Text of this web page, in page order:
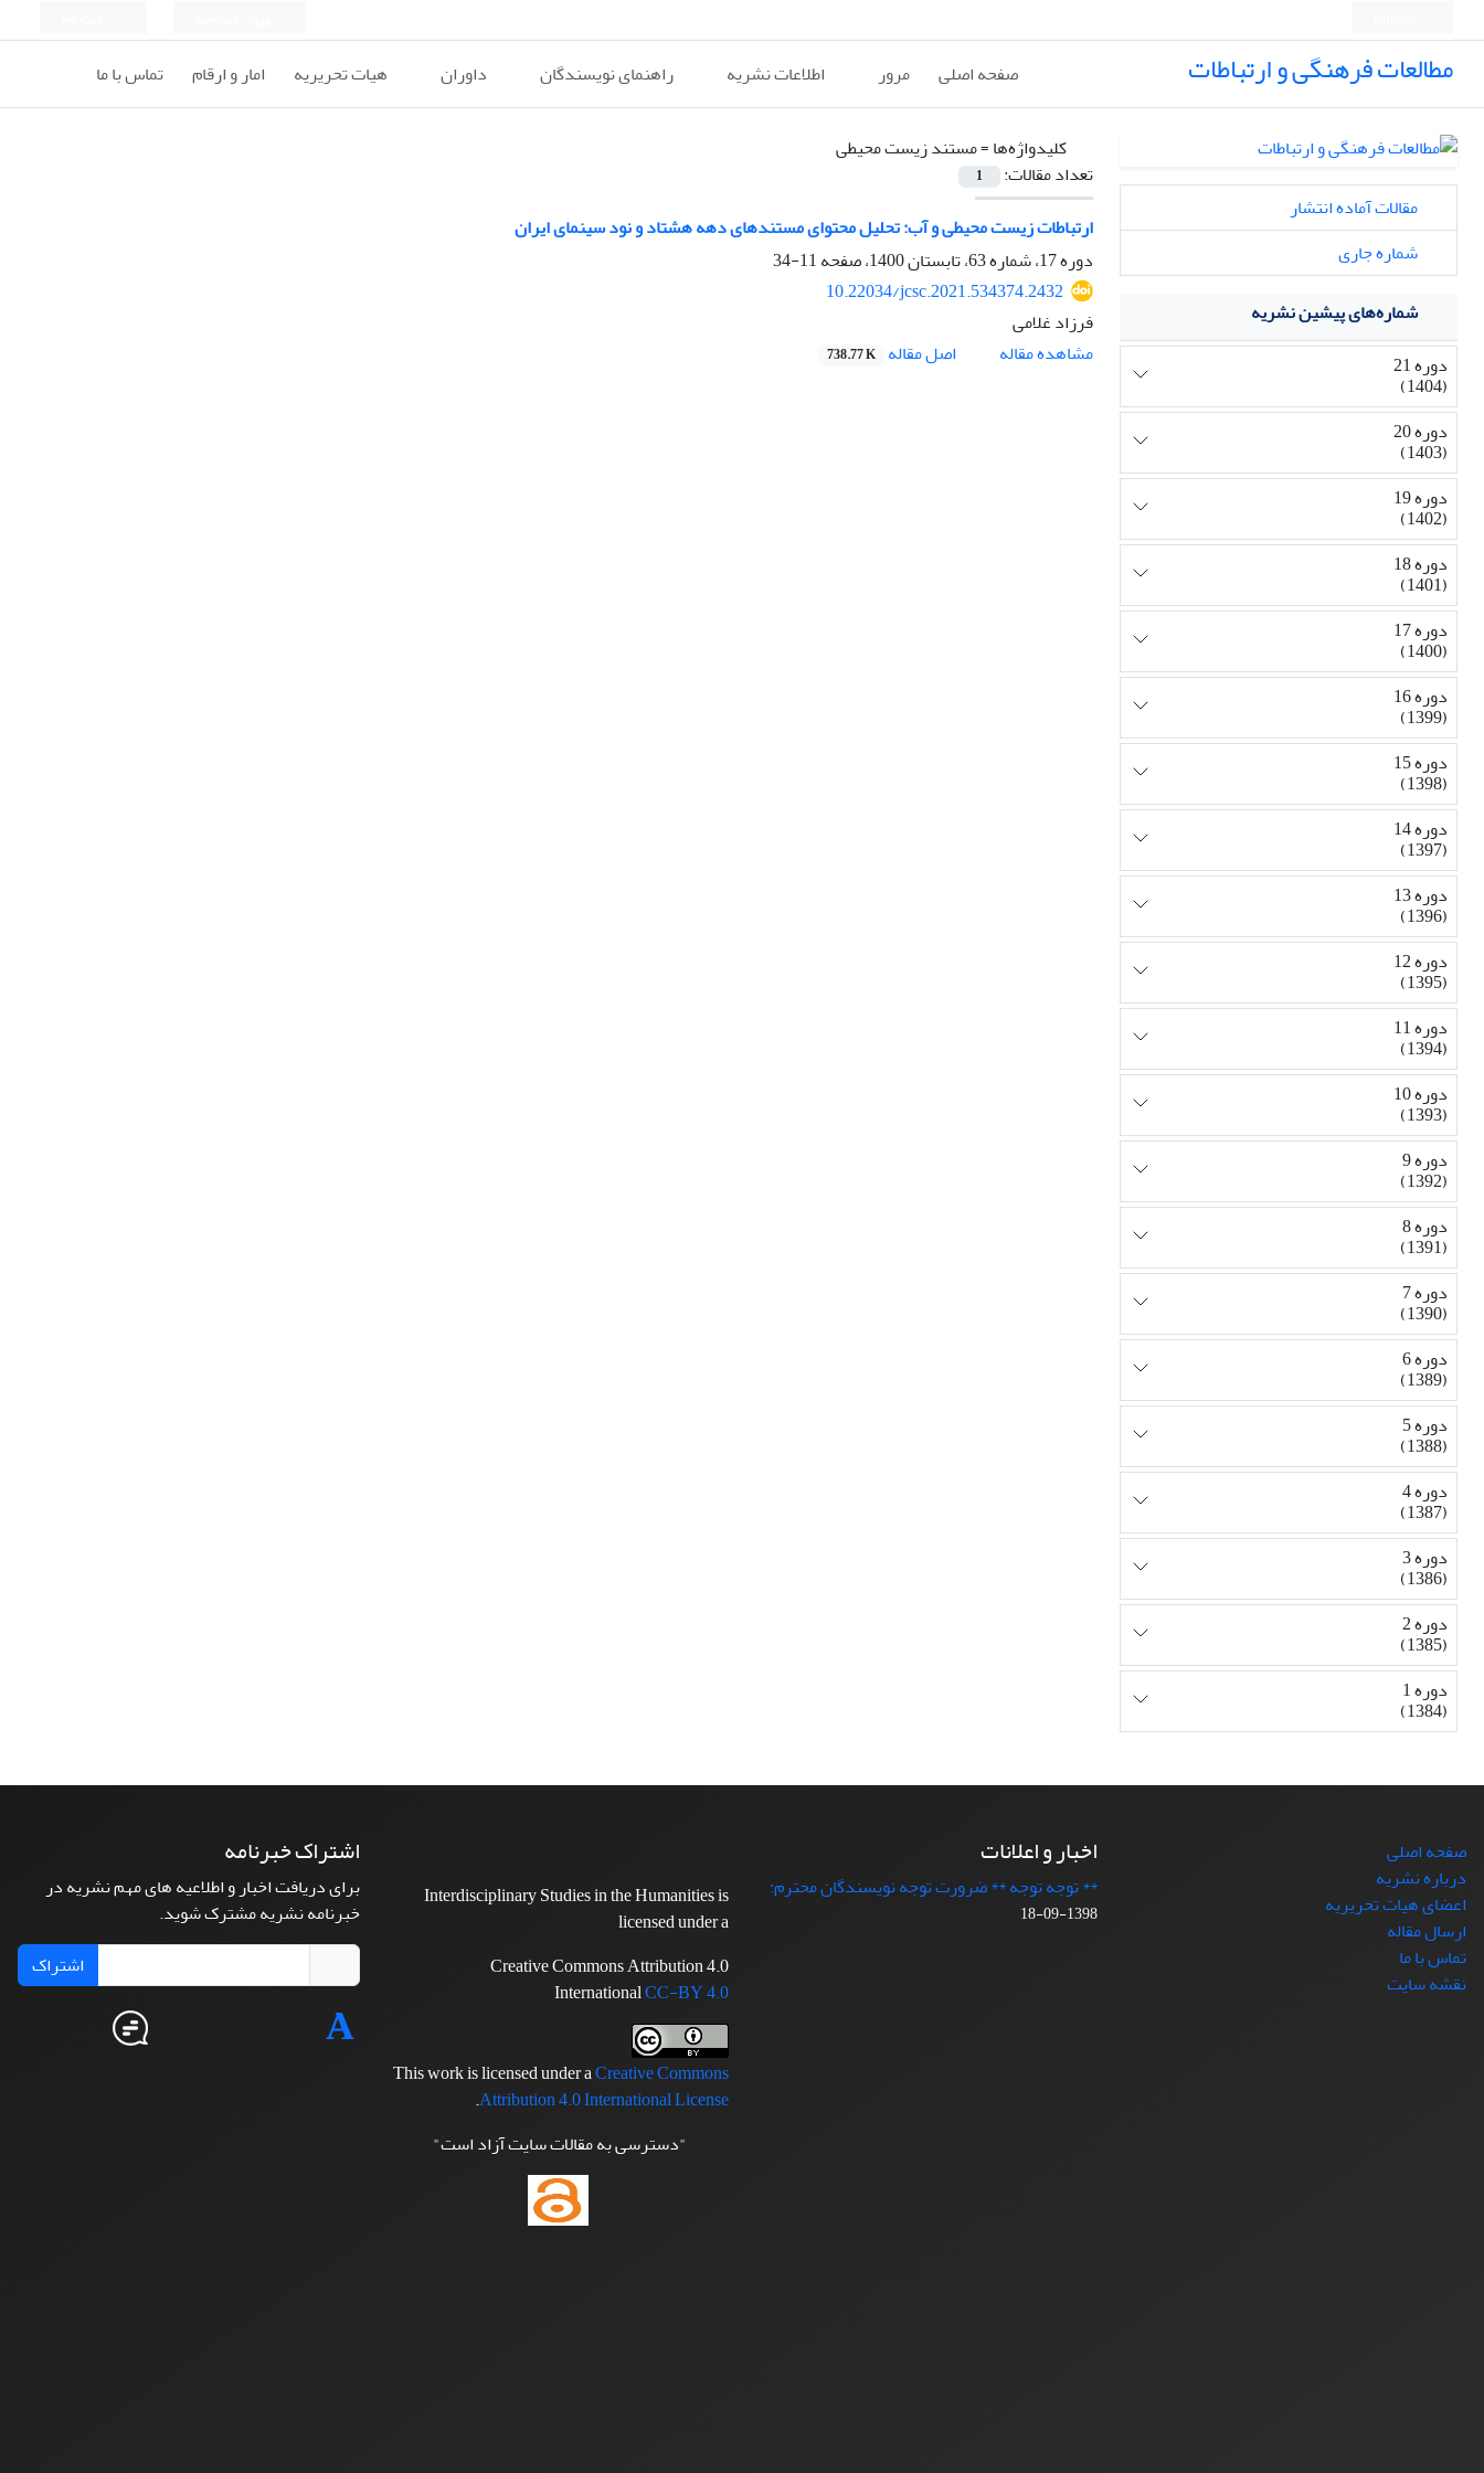
مطالعات فرهنگی و ارتباطات صفحه اصلی مرور اطلاعات نشریه راهنمای نویسندگان داوران هیات تحریریه امار و ارقام تماس با ما
کلیدواژه‌ها =مستند زیست محیطی
تعداد مقالات:
1
ارتباطات زیست محیطی و آب: تحلیل محتوای مستندهای دهه هشتاد و نود سینمای ایران
دوره 17، شماره 63، تابستان 1400، صفحه
11-34
10.22034/jcsc.2021.534374.2432
فرزاد غلامی
مشاهده مقاله
اصل مقاله 738.77 K
مقالات آماده انتشار
شماره جاری
شماره‌های پیشین نشریه
دوره 21
(1404)
دوره 20
(1403)
دوره 19
(1402)
دوره 18
(1401)
دوره 17
(1400)
دوره 16
(1399)
دوره 15
(1398)
دوره 14
(1397)
دوره 13
(1396)
دوره 12
(1395)
دوره 11
(1394)
دوره 10
(1393)
دوره 9
(1392)
دوره 8
(1391)
دوره 7
(1390)
دوره 6
(1389)
دوره 5
(1388)
دوره 4
(1387)
دوره 3
(1386)
دوره 2
(1385)
دوره 1
(1384)
صفحه اصلی
درباره نشریه
اعضای هیات تحریریه
ارسال مقاله
تماس با ما
نقشه سایت
اخبار و اعلانات
** توجه توجه ** ضرورت توجه نویسندگان محترم:
1398-09-18
Interdisciplinary Studies in the Humanities is
licensed under a
Creative Commons Attribution 4.0
InternationalCC-BY 4.0
This work is licensed under aCreative Commons
Attribution 4.0 International License
.
"دسترسی به مقالات سایت آزاد است"
اشتراک خبرنامه
برای دریافت اخبار و اطلاعیه های مهم نشریه در
خبرنامه نشریه مشترک شوید.
اشتراک